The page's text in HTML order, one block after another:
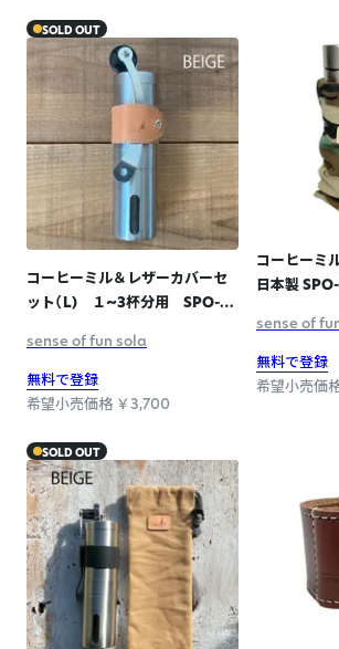
SOLD OUT
コーヒーミル＆レザーカバーセ
ット（L) １~3杯分用 SPO-
sense of fun sola
無料で登録
希望小売価格 ￥3,700
コーヒーミ
日本製
sense of
無料で登録
希望小売価
SOLD OUT